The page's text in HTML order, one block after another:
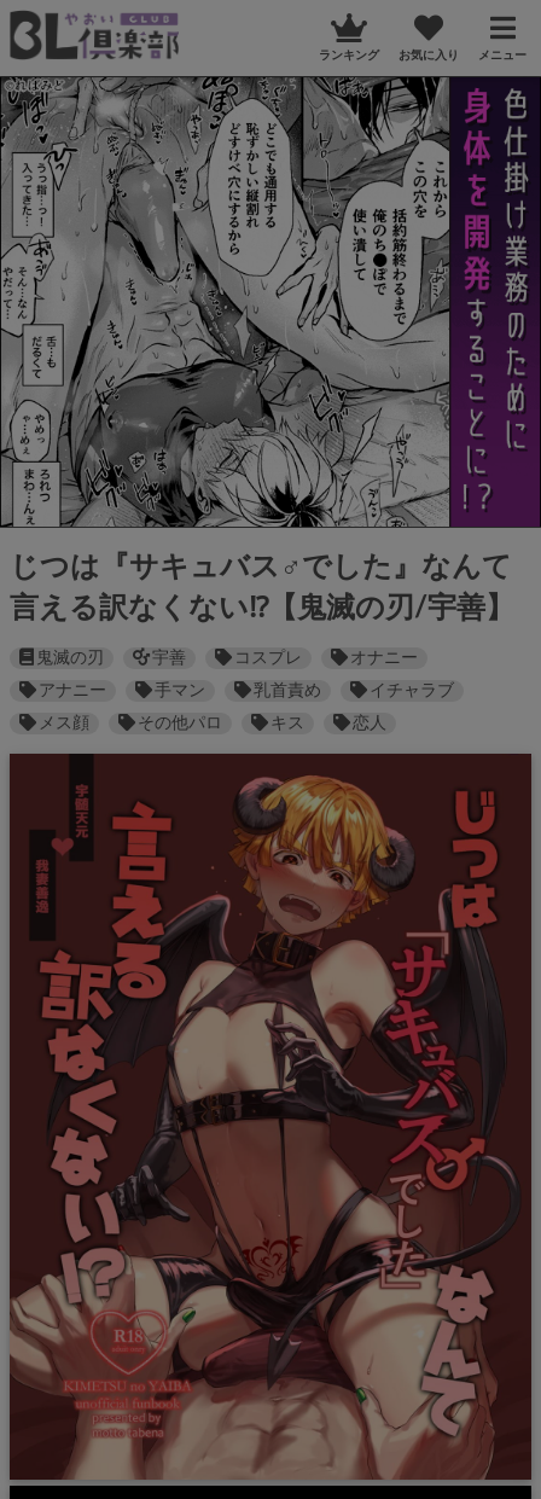
ランキング お気に入り メニュー
じつは『サキュバス♂でした』なんて
言える訳なくない⁉【鬼滅の刃/宇善】
鬼滅の刃 宇善 コスプレ
オナニー
アナニー
手マン 乳首責め
イチャラブ
メス顔
その他パロ キス 恋人